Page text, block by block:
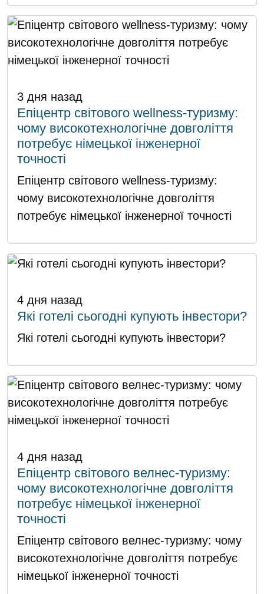
3 дня назад
Епіцентр світового wellness-туризму:
чому високотехнологічне довголіття
потребує німецької інженерної
точності
Епіцентр світового wellness-туризму:
чому високотехнологічне довголіття
потребує німецької інженерної точності
4 дня назад
Які готелі сьогодні купують інвестори?
Які готелі сьогодні купують інвестори?
4 дня назад
Епіцентр світового велнес-туризму:
чому високотехнологічне довголіття
потребує німецької інженерної
точності
Епіцентр світового велнес-туризму: чому
високотехнологічне довголіття потребує
німецької інженерної точності